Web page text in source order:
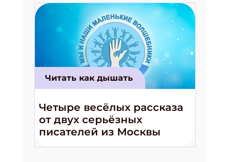
Читать как дышать
Четыре весёлых рассказа
от двух серьёзных
писателей из Москвы
Укажите Ваш Email
ПОДПИСАТЬСЯ